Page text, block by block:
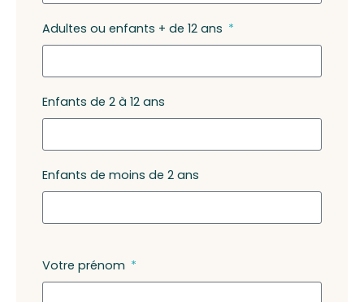
Adultes ou enfants + de 12 ans
Enfants de 2 à 12 ans
Enfants de moins de 2 ans
Votre prénom